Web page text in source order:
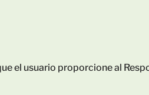
el usuario proporcione al